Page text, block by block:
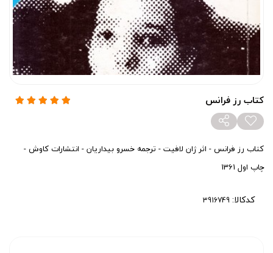
کتاب رز فرانس
کتاب رز فرانس - اثر ژان لافیت - ترجمه خسرو بیداریان - انتشارات کاوش -
چاپ اول 1361
کدکالا: